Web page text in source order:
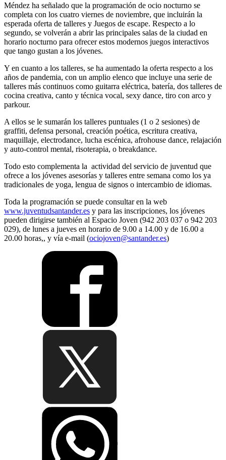
Méndez ha señalado que la programación de ocio nocturno se
completa con los cuatro viernes de noviembre, que incluirán la
esperada oferta de talleres y Juegos de escape. Respecto a lo
segundo, se volverán a abrir las principales salas de la ciudad en
horario nocturno para ofrecer estos modernos juegos interactivos
que tango gustan a los jóvenes.
Y en cuanto a los talleres, se ha aumentado la oferta respecto a los
años de pandemia, con un amplio elenco que incluye una serie de
talleres más continuos como guitarra eléctrica, batería, dos talleres de
cocina creativa, canto y técnica vocal, sexy dance, tiro con arco y
parkour.
A ellos se le sumarán los talleres puntuales (1 o 2 sesiones) de
graffiti, defensa personal, creación poética, escritura creativa,
maquillaje, electrodance, lucha escénica, afrohouse dance, relajación
y auto-control mental, risoterapia, o breakdance.
Todo esto complementa la actividad del servicio de juventud que
ofrece a los jóvenes asesorías y talleres entre semana como los ya
tradicionales de yoga, lengua de signos o intercambio de idiomas.
Toda la programación se puede consultar en la web
www.juventudsantander.es y para las inscripciones, los jóvenes
pueden dirigirse también al Espacio Joven (942 203 037 o 942 203
029), de lunes a jueves en horario de 9.00 a 14.00 y de 16.00 a
20.00 horas,, y vía e-mail (ociojoven@santander.es)